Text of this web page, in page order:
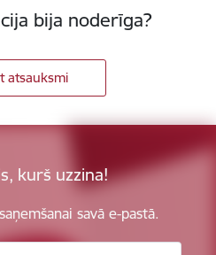
bija noderīga?
atsauksmi
kurš uzzina!
savā e-pastā.